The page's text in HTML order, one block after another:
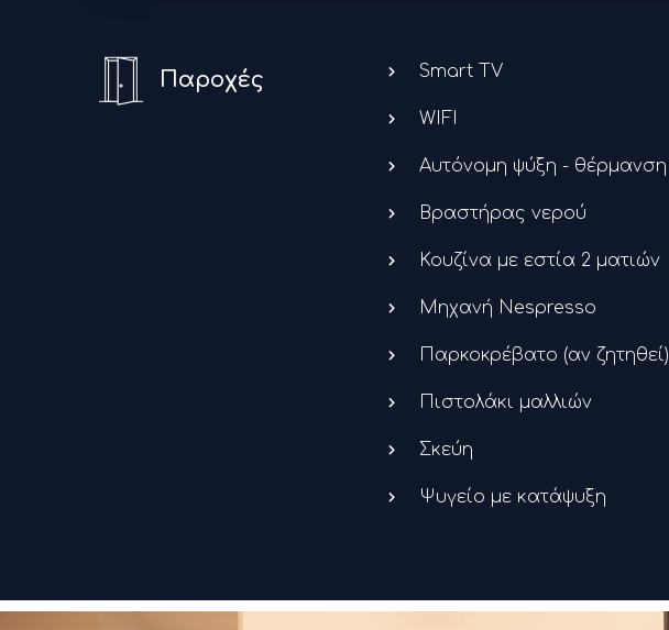
Παροχές Smart TV
WIFI
Αυτόνομη ψύξη - θέρμανση
Βραστήρας νερού
Κουζίνα με εστία 2 ματιών
Μηχανή Nespresso
Παρκοκρέβατο (αν ζητηθεί)
Πιστολάκι μαλλιών
Σκεύη
Ψυγείο με κατάψυξη